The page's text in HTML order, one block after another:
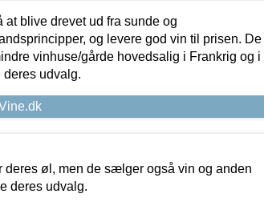
at blive drevet ud fra sunde og
og levere god vin til prisen. De
vinhuse/gårde hovedsalig i Frankrig og i
deres udvalg.
deres øl, men de sælger også vin og anden
deres udvalg.